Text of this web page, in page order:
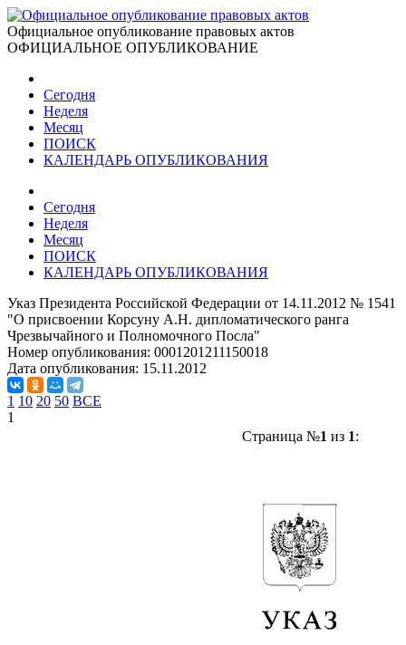
Официальное опубликование правовых актов
ОФИЦИАЛЬНОЕ ОПУБЛИКОВАНИЕ
Сегодня
Неделя
Месяц
ПОИСК
КАЛЕНДАРЬ ОПУБЛИКОВАНИЯ
Сегодня
Неделя
Месяц
ПОИСК
КАЛЕНДАРЬ ОПУБЛИКОВАНИЯ
Указ Президента Российской Федерации от 14.11.2012 № 1541
"О присвоении Корсуну А.Н. дипломатического ранга
Чрезвычайного и Полномочного Посла"
Номер опубликования: 0001201211150018
Дата опубликования: 15.11.2012
1 10 20 50 ВСЕ
1
Страница №1 из 1: